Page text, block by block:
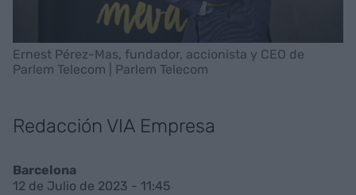
Ernest Pérez-Mas, fundador, accionista y CEO de
Parlem Telecom | Parlem Telecom
Redacción VIA Empresa
Barcelona
12 de Julio de 2023 - 11:45